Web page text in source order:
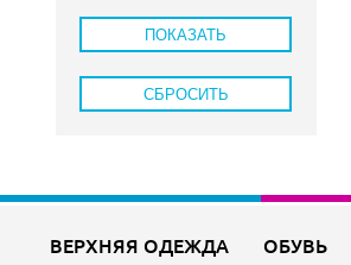
ВЕРХНЯЯ ОДЕЖДА ОБУВЬ